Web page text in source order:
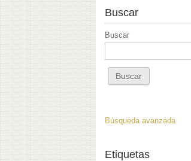
Buscar
Buscar
Búsqueda avanzada
Etiquetas